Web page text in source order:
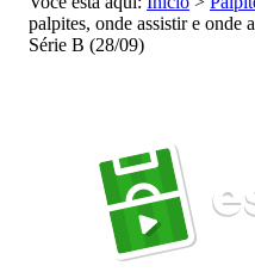
palpites, onde assistir e onde
Série B (28/09)